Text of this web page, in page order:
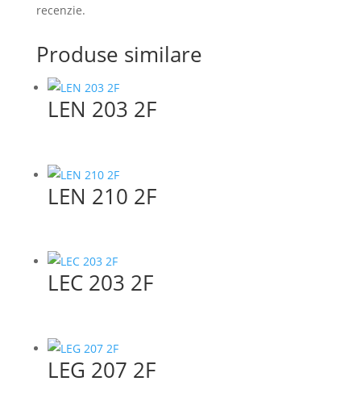
recenzie.
Produse similare
LEN 203 2F
LEN 210 2F
LEC 203 2F
LEG 207 2F